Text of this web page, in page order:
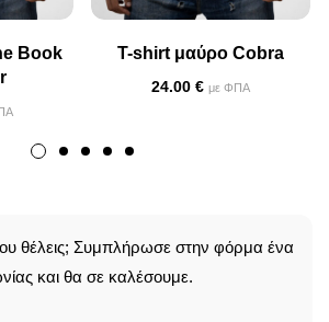
Book
T-shirt μαύρο Cobra
24.00 € με ΦΠΑ
θέλεις; Συμπλήρωσε στην φόρμα ένα
και θα σε καλέσουμε.